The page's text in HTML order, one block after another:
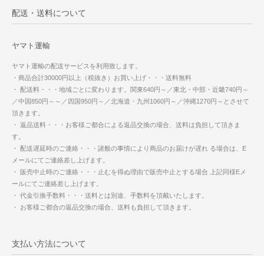
配送・送料について
ヤマト運輸
ヤマト運輸の配送サービスを利用致します。
・商品合計30000円以上（税抜き）お買い上げ・・・送料無料
・ 配送料・・・地域ごとに変わります。関東640円～／東北・中部・近畿740円～
／中国850円～～／四国950円～／北海道・九州1060円～／沖縄1270円～とさせて
頂きます。
・ 返品送料・・・お客様ご都合による返品交換の場合、送料は負担して頂きま
す。
・ 配送遅延時のご連絡・・・諸般の事情により商品のお届けが遅れ る場合は、E
メールにてご連絡差し上げます。
・ 販売中止時のご連絡・・・止むを得ぬ理由で販売中止とする場合 上記同様Eメ
ールにてご連絡差し上げます。
・ 代金引換手数料・・・送料とは別途、手数料を頂戴いたします。
・ お客様ご都合の返品交換の場合、送料も負担して頂きます。
支払い方法について